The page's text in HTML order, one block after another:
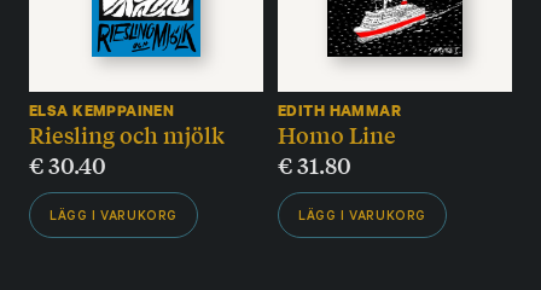
ELSA KEMPPAINEN
Riesling och mjölk
€30.40
LÄGG I VARUKORG
EDITH HAMMAR
Homo Line
€31.80
LÄGG I VARUKORG